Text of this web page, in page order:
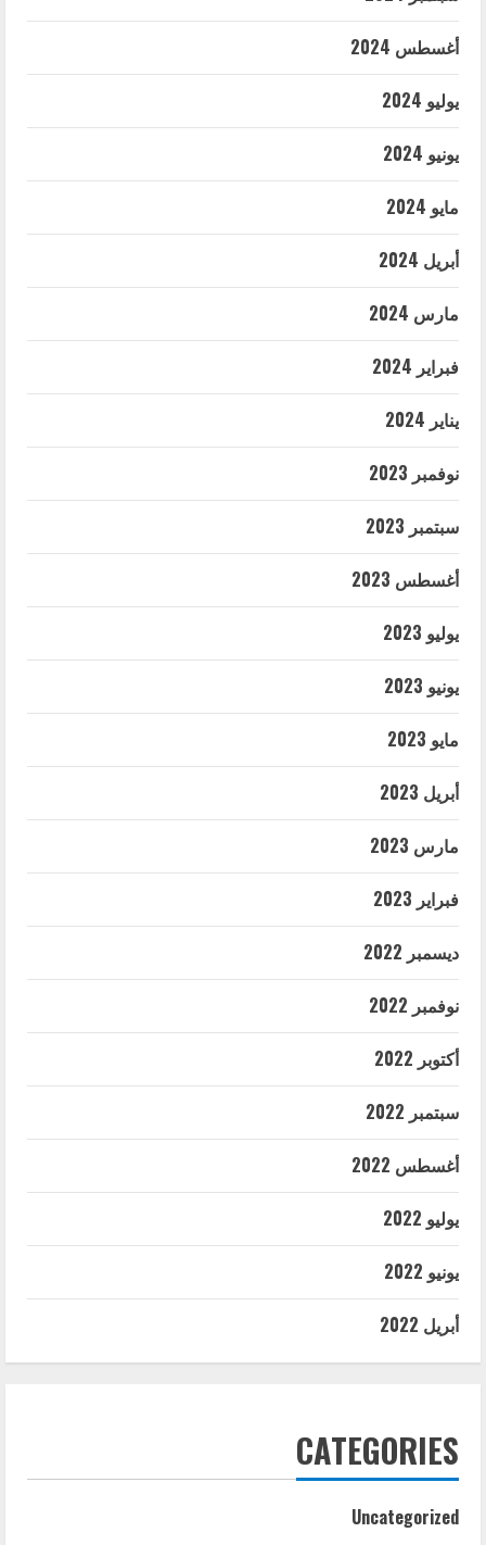
أغسطس 2024
يوليو 2024
يونيو 2024
مايو 2024
أبريل 2024
مارس 2024
فبراير 2024
يناير 2024
نوفمبر 2023
سبتمبر 2023
أغسطس 2023
يوليو 2023
يونيو 2023
مايو 2023
أبريل 2023
مارس 2023
فبراير 2023
ديسمبر 2022
نوفمبر 2022
أكتوبر 2022
سبتمبر 2022
أغسطس 2022
يوليو 2022
يونيو 2022
أبريل 2022
CATEGORIES
Uncategorized